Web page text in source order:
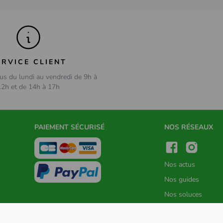
CLIENT
du lundi au vendredi de 9h à
et de 14h à 17h
PAIEMENT SÉCURISÉ NOS RÉSEAUX
Nos actus
Nos guides
Nos soluces